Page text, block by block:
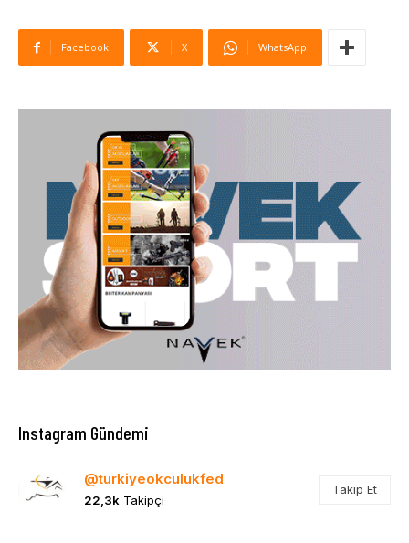
Facebook X WhatsApp
Instagram Gündemi
@turkiyeokculukfed
22,3k Takipçi
Takip Et